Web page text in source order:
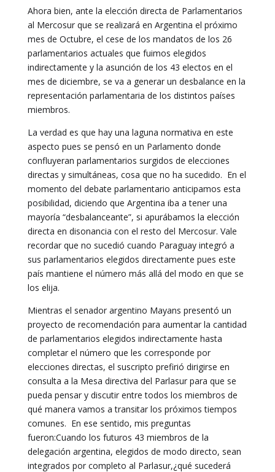
Ahora bien, ante la elección directa de Parlamentarios
al Mercosur que se realizará en Argentina el próximo
mes de Octubre, el cese de los mandatos de los 26
parlamentarios actuales que fuimos elegidos
indirectamente y la asunción de los 43 electos en el
mes de diciembre, se va a generar un desbalance en la
representación parlamentaria de los distintos países
miembros.
La verdad es que hay una laguna normativa en este
aspecto pues se pensó en un Parlamento donde
confluyeran parlamentarios surgidos de elecciones
directas y simultáneas, cosa que no ha sucedido. En el
momento del debate parlamentario anticipamos esta
posibilidad, diciendo que Argentina iba a tener una
mayoría “desbalanceante”, si apurábamos la elección
directa en disonancia con el resto del Mercosur. Vale
recordar que no sucedió cuando Paraguay integró a
sus parlamentarios elegidos directamente pues este
país mantiene el número más allá del modo en que se
los elija.
Mientras el senador argentino Mayans presentó un
proyecto de recomendación para aumentar la cantidad
de parlamentarios elegidos indirectamente hasta
completar el número que les corresponde por
elecciones directas, el suscripto prefirió dirigirse en
consulta a la Mesa directiva del Parlasur para que se
pueda pensar y discutir entre todos los miembros de
qué manera vamos a transitar los próximos tiempos
comunes. En ese sentido, mis preguntas
fueron:Cuando los futuros 43 miembros de la
delegación argentina, elegidos de modo directo, sean
integrados por completo al Parlasur,¿qué sucederá